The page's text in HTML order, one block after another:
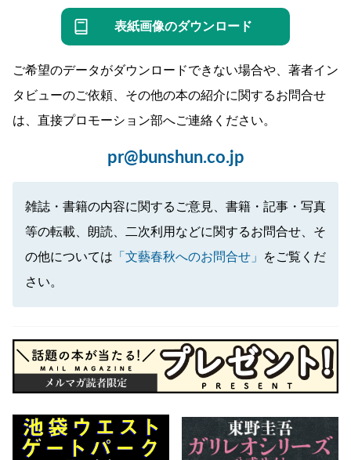
表紙画像のダウンロード
ご希望のデータがダウンロードできない場合や、著者イン
タビューのご依頼、その他の本の紹介に関するお問合せ
は、直接プロモーション部へご連絡ください。
pr@bunshun.co.jp
雑誌・書籍の内容に関するご意見、書籍・記事・写真
等の転載、朗読、二次利用などに関するお問合せ、そ
の他については 「文藝春秋へのお問合せ」
をご覧くだ
さい。